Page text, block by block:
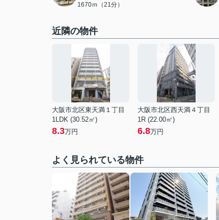
1670ｍ（21分）
近隣の物件
大阪市北区東天満１丁目
1LDK (30.52㎡)
8.3万円
大阪市北区西天満４丁目
1R (22.00㎡)
6.8万円
よく見られている物件